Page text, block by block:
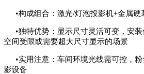
•构成组合：激光/灯泡投影机+金属硬
•独特优势：显示尺寸灵活可变，安
空间受限或需要超大尺寸显示的场景
•实用注意：车间环境光线需可控，
影设备